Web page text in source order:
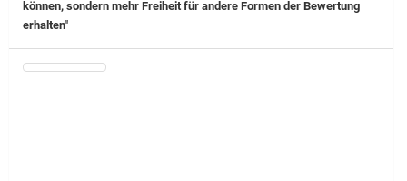
können, sondern mehr Freiheit für andere Formen der Bewertung
erhalten"